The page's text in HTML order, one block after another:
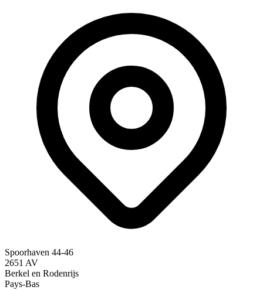
Spoorhaven 44-46
2651 AV
Berkel en Rodenrijs
Pays-Bas